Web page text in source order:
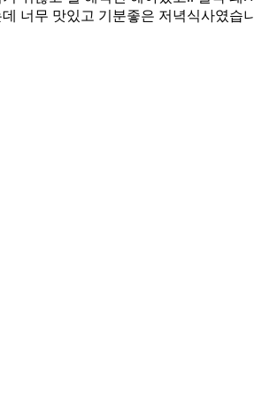
너무 맛있고 기분좋은 저녁식사였습